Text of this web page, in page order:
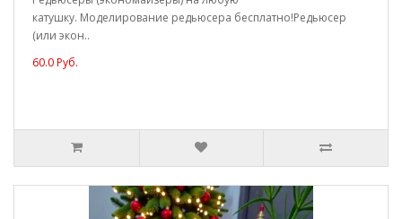
катушку. Моделирование редьюсера бесплатно!Редьюсер
(или экон..
60.0 Руб.